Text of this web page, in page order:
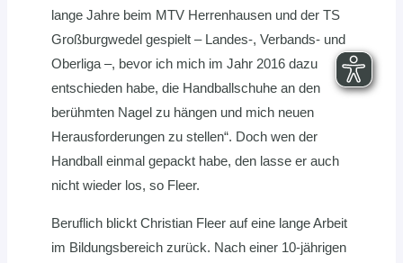
lange Jahre beim MTV Herrenhausen und der TS
Großburgwedel gespielt – Landes-, Verbands- und
Oberliga –, bevor ich mich im Jahr 2016 dazu
entschieden habe, die Handballschuhe an den
berühmten Nagel zu hängen und mich neuen
Herausforderungen zu stellen“. Doch wen der
Handball einmal gepackt habe, den lasse er auch
nicht wieder los, so Fleer.
Beruflich blickt Christian Fleer auf eine lange Arbeit
im Bildungsbereich zurück. Nach einer 10-jährigen